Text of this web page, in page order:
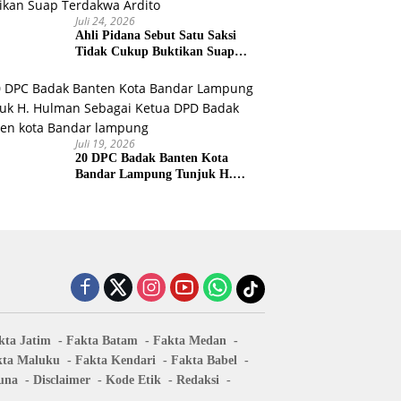
Juli 24, 2026
Ahli Pidana Sebut Satu Saksi
Tidak Cukup Buktikan Suap
Juli 19, 2026
20 DPC Badak Banten Kota
Bandar Lampung Tunjuk H.
Jatim Fakta Batam
Fakta Medan
Maluku
Fakta Kendari
Fakta Babel
Disclaimer Kode Etik Redaksi